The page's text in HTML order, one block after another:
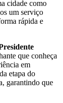
cidade como
um serviço
rápida e
que conheça
em
etapa do
garantindo que